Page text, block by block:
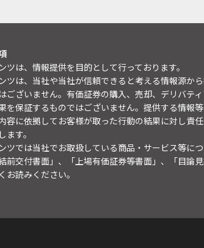
ツは、情報提供を目的として行っております。
ツは、当社や当社が信頼できると考える情報源か
ございません。有価証券の購入、売却、デリバテ
を保証するものではございません。提供する情報
容に依拠してお客様が取った行動の結果に対し責
ます。
ツでは当社でお取扱している商品・サービス等に
結前交付書面」、「上場有価証券等書面」、「目
お読みください。